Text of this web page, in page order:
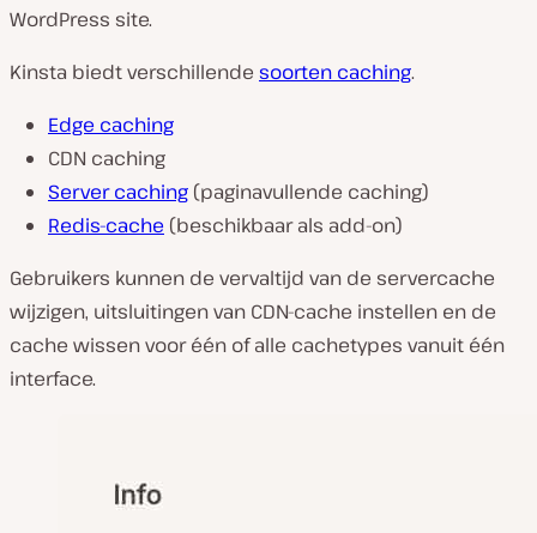
WordPress site.
Kinsta biedt verschillende soorten caching.
Edge caching
CDN caching
Server caching (paginavullende caching)
Redis-cache (beschikbaar als add-on)
Gebruikers kunnen de vervaltijd van de servercache
wijzigen, uitsluitingen van CDN-cache instellen en de
cache wissen voor één of alle cachetypes vanuit één
interface.